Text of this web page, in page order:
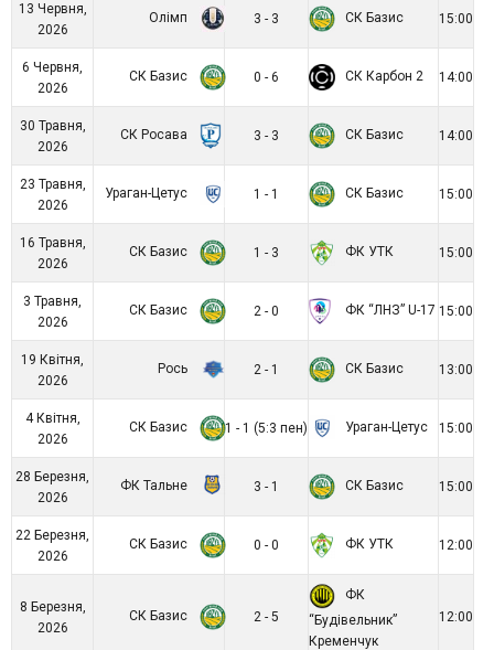
13 Червня,
2026
Олімп 3 - 3 СК Базис 15:00
6 Червня,
2026
СК Базис 0 - 6 СК Карбон 2 14:00
30 Травня,
2026
СК Росава 3 - 3 СК Базис 14:00
23 Травня,
2026
Ураган-Цетус 1 - 1 СК Базис 15:00
16 Травня,
2026
СК Базис 1 - 3 ФК УТК 15:00
3 Травня,
2026
СК Базис 2 - 0 ФК “ЛНЗ” U-17 15:00
19 Квітня,
2026
Рось 2 - 1 СК Базис 13:00
4 Квітня,
2026
СК Базис 1 - 1 (5:3 пен) Ураган-Цетус 15:00
28 Березня,
2026
ФК Тальне 3 - 1 СК Базис 15:00
22 Березня,
2026
СК Базис 0 - 0 ФК УТК 12:00
8 Березня,
2026
СК Базис 2 - 5
ФК
“Будівельник”
Кременчук
12:00